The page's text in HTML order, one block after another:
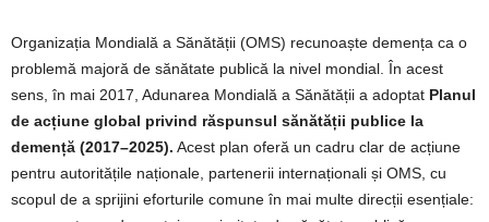
Organizația Mondială a Sănătății (OMS) recunoaște demența ca o
problemă majoră de sănătate publică la nivel mondial. În acest
sens, în mai 2017, Adunarea Mondială a Sănătății a adoptat Planul
de acțiune global privind răspunsul sănătății publice la
demență (2017–2025). Acest plan oferă un cadru clar de acțiune
pentru autoritățile naționale, partenerii internaționali și OMS, cu
scopul de a sprijini eforturile comune în mai multe direcții esențiale: